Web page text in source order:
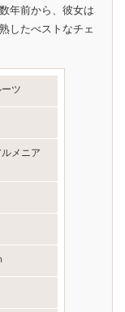
年前から、彼女は
したべストなチェ
ツ
メニア